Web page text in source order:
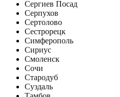
Сергиев Посад
Серпухов
Сертолово
Сестрорецк
Симферополь
Сириус
Смоленск
Сочи
Стародуб
Суздаль